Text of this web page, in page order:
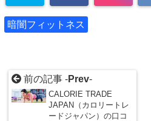
暗闇フィットネス
前の記事 -Prev-
CALORIE TRADE
JAPAN（カロリートレ
ードジャパン）の口コ